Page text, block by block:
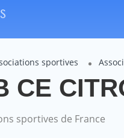
sportives
CE
sportives de France